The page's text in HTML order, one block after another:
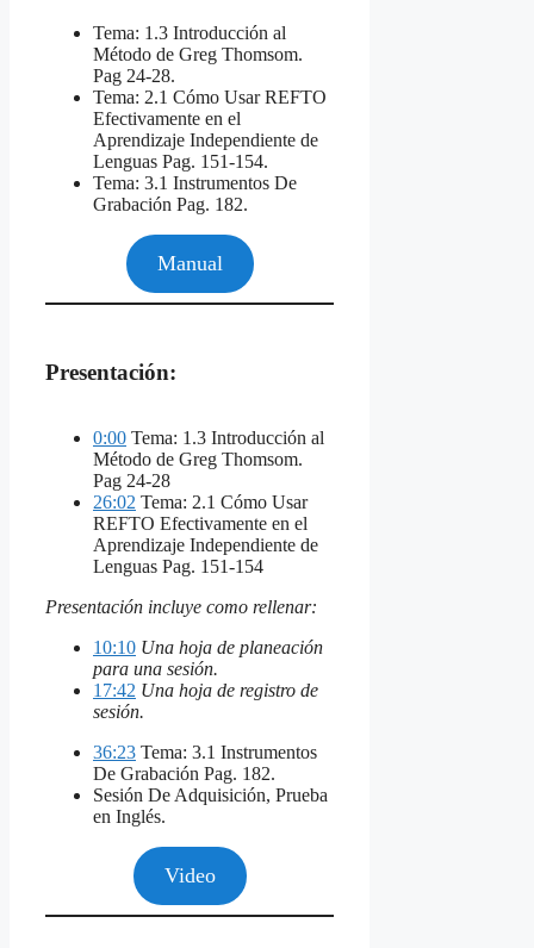
Tema: 1.3 Introducción al
Método de Greg Thomsom.
Pag 24-28.
Tema: 2.1 Cómo Usar REFTO
Efectivamente en el
Aprendizaje Independiente de
Lenguas Pag. 151-154.
Tema: 3.1 Instrumentos De
Grabación Pag. 182.
Manual
Presentación:
0:00 Tema: 1.3 Introducción al
Método de Greg Thomsom.
Pag 24-28
26:02 Tema: 2.1 Cómo Usar
REFTO Efectivamente en el
Aprendizaje Independiente de
Lenguas Pag. 151-154
Presentación incluye como rellenar:
10:10 Una hoja de planeación
para una sesión.
17:42 Una hoja de registro de
sesión.
36:23 Tema: 3.1 Instrumentos
De Grabación Pag. 182.
Sesión De Adquisición, Prueba
en Inglés.
Video